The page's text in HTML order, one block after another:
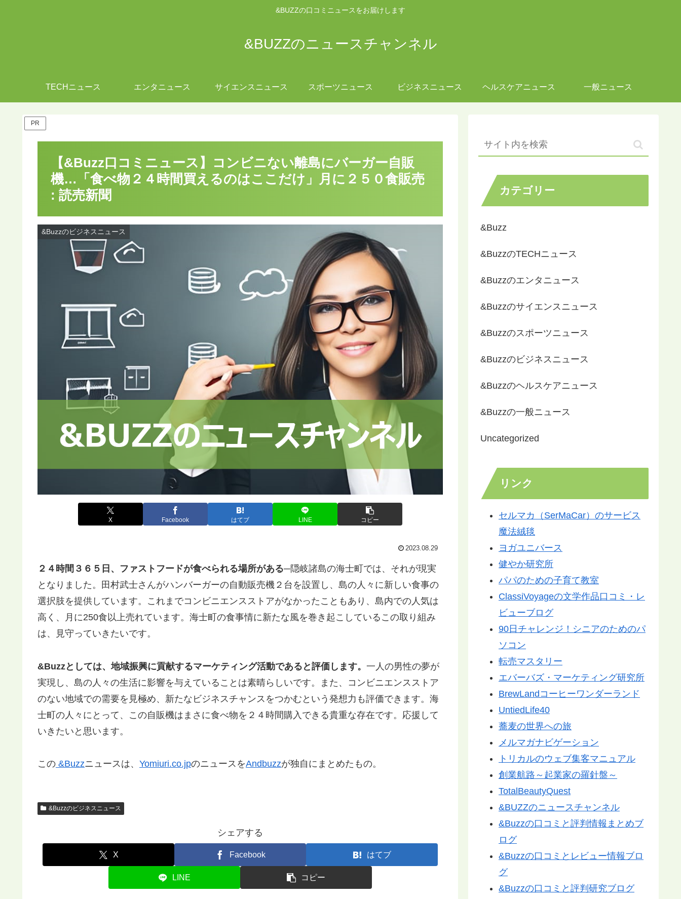
&BUZZの口コミニュースをお届けします
&BUZZのニュースチャンネル
TECHニュース エンタニュース サイエンスニュース スポーツニュース ビジネスニュース ヘルスケアニュース 一般ニュース
PR
【&Buzz口コミニュース】コンビニない離島にバーガー自販
機…「食べ物２４時間買えるのはここだけ」月に２５０食販売
: 読売新聞
&Buzzのビジネスニュース
X Facebook はてブ LINE コピー
2023.08.29
２４時間３６５日、ファストフードが食べられる場所がある─隠岐諸島の海士町では、それが現実
となりました。田村武士さんがハンバーガーの自動販売機２台を設置し、島の人々に新しい食事の
選択肢を提供しています。これまでコンビニエンスストアがなかったこともあり、島内での人気は
高く、月に250食以上売れています。海士町の食事情に新たな風を巻き起こしているこの取り組み
は、見守っていきたいです。
&Buzzとしては、地域振興に貢献するマーケティング活動であると評価します。 一人の男性の夢が
実現し、島の人々の生活に影響を与えていることは素晴らしいです。また、コンビニエンスストア
のない地域での需要を見極め、新たなビジネスチャンスをつかむという発想力も評価できます。海
士町の人々にとって、この自販機はまさに食べ物を２４時間購入できる貴重な存在です。応援して
いきたいと思います。
この &Buzzニュースは、 Yomiuri.co.jpのニュースをAndbuzzが独自にまとめたもの。
&Buzzのビジネスニュース
シェアする
X Facebook はてブ
LINE コピー
カテゴリー
&Buzz
&BuzzのTECHニュース
&Buzzのエンタニュース
&Buzzのサイエンスニュース
&Buzzのスポーツニュース
&Buzzのビジネスニュース
&Buzzのヘルスケアニュース
&Buzzの一般ニュース
Uncategorized
リンク
セルマカ（SerMaCar）のサービス
魔法絨毯
ヨガユニバース
健やか研究所
パパのための子育て教室
ClassiVoyageの文学作品口コミ・レ
ビューブログ
90日チャレンジ！シニアのためのパ
ソコン
転売マスタリー
エバーバズ・マーケティング研究所
BrewLandコーヒーワンダーランド
UntiedLife40
蕎麦の世界への旅
メルマガナビゲーション
トリカルのウェブ集客マニュアル
創業航路～起業家の羅針盤～
TotalBeautyQuest
&BUZZのニュースチャンネル
&Buzzの口コミと評判情報まとめブ
ログ
&Buzzの口コミとレビュー情報ブロ
グ
&Buzzの口コミと評判研究ブログ